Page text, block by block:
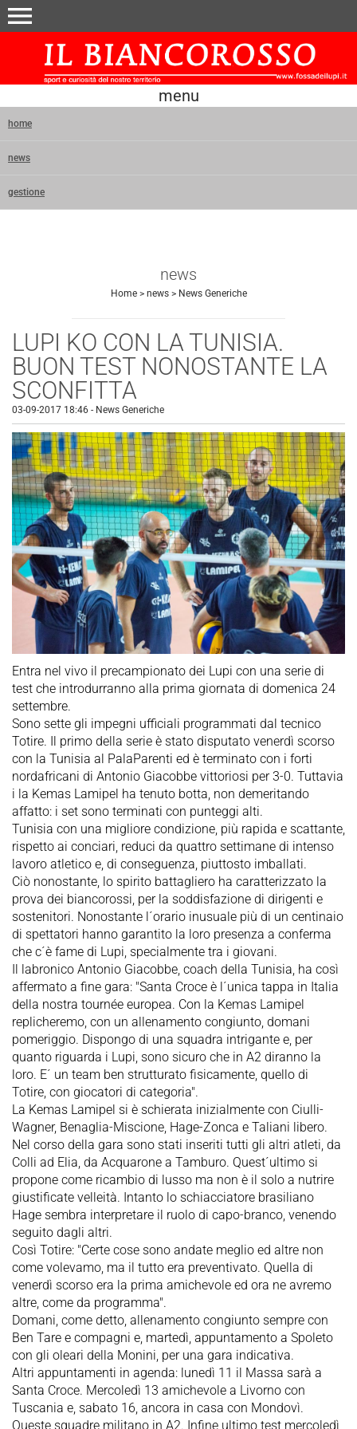
menu
menu
home
news
gestione
news
Home> news> News Generiche
LUPI KO CON LA TUNISIA.
BUON TEST NONOSTANTE LA
SCONFITTA
03-09-2017 18:46 - News Generiche
Entra nel vivo il precampionato dei Lupi con una serie di
test che introdurranno alla prima giornata di domenica 24
settembre.
Sono sette gli impegni ufficiali programmati dal tecnico
Totire. Il primo della serie è stato disputato venerdì scorso
con la Tunisia al PalaParenti ed è terminato con i forti
nordafricani di Antonio Giacobbe vittoriosi per 3-0. Tuttavia
i la Kemas Lamipel ha tenuto botta, non demeritando
affatto: i set sono terminati con punteggi alti.
Tunisia con una migliore condizione, più rapida e scattante,
rispetto ai conciari, reduci da quattro settimane di intenso
lavoro atletico e, di conseguenza, piuttosto imballati.
Ciò nonostante, lo spirito battagliero ha caratterizzato la
prova dei biancorossi, per la soddisfazione di dirigenti e
sostenitori. Nonostante l´orario inusuale più di un centinaio
di spettatori hanno garantito la loro presenza a conferma
che c´è fame di Lupi, specialmente tra i giovani.
Il labronico Antonio Giacobbe, coach della Tunisia, ha così
affermato a fine gara: "Santa Croce è l´unica tappa in Italia
della nostra tournée europea. Con la Kemas Lamipel
replicheremo, con un allenamento congiunto, domani
pomeriggio. Dispongo di una squadra intrigante e, per
quanto riguarda i Lupi, sono sicuro che in A2 diranno la
loro. E´ un team ben strutturato fisicamente, quello di
Totire, con giocatori di categoria".
La Kemas Lamipel si è schierata inizialmente con Ciulli-
Wagner, Benaglia-Miscione, Hage-Zonca e Taliani libero.
Nel corso della gara sono stati inseriti tutti gli altri atleti, da
Colli ad Elia, da Acquarone a Tamburo. Quest´ultimo si
propone come ricambio di lusso ma non è il solo a nutrire
giustificate velleità. Intanto lo schiacciatore brasiliano
Hage sembra interpretare il ruolo di capo-branco, venendo
seguito dagli altri.
Così Totire: "Certe cose sono andate meglio ed altre non
come volevamo, ma il tutto era preventivato. Quella di
venerdì scorso era la prima amichevole ed ora ne avremo
altre, come da programma".
Domani, come detto, allenamento congiunto sempre con
Ben Tare e compagni e, martedì, appuntamento a Spoleto
con gli oleari della Monini, per una gara indicativa.
Altri appuntamenti in agenda: lunedì 11 il Massa sarà a
Santa Croce. Mercoledì 13 amichevole a Livorno con
Tuscania e, sabato 16, ancora in casa con Mondovì.
Queste squadre militano in A2. Infine ultimo test mercoledì